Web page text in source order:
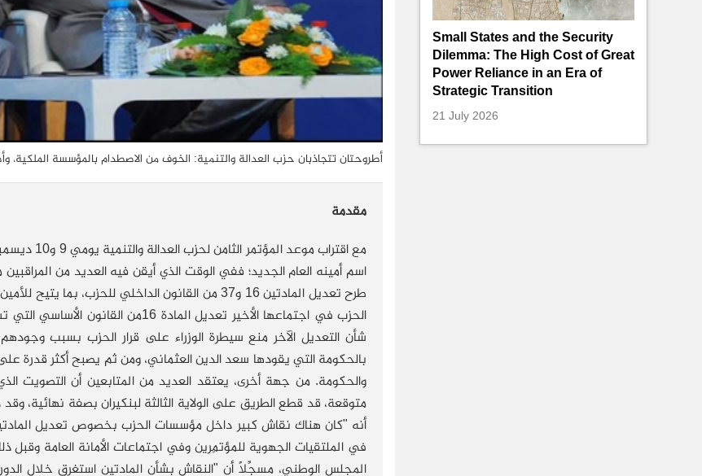
أطروحتان تتجاذبان حزب العدالة والتنمية: الخوف من الاصطدام بالمؤسسة الملكية،
مقدمة
مع اقتراب
اسم أمينه العام الجديد؛ ففي الوقت الذي أيقن فيه العديد من
طرح تعديل المادتين 16 و37 من القانون الداخلي
الحزب في اجتماعها الأخير تعديل
شأن التعديل الآخر منع سيطرة الوزراء على قرار الحزب بسبب
بالحكومة التي يقودها سعد الدين العثماني، ومن ثم يصبح أكثر قدرة على
والحكومة. من جهة أخرى، يعتقد العديد من المتابعين أن التصويت
متوقعة، قد قطع الطريق على الولاية الثالثة لبنكيران بصفة نهائية، وقد
أنه "كان هناك نقاش كبير داخل مؤسسات الحزب بخصوص تعديل
في الملتقيات الجهوية للمؤتمِرين وفي اجتماعات الأمانة العامة وقبل
Small States and the Security
Dilemma: The High Cost of Great
Power Reliance in an Era of
Strategic Transition
21 July 2026